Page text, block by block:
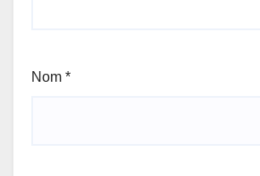
Nom *